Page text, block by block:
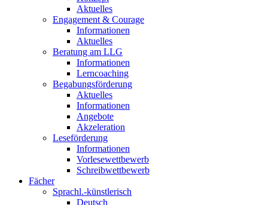
Aktuelles
Engagement & Courage
Informationen
Aktuelles
Beratung am LLG
Informationen
Lerncoaching
Begabungsförderung
Aktuelles
Informationen
Angebote
Akzeleration
Leseförderung
Informationen
Vorlesewettbewerb
Schreibwettbewerb
Fächer
Sprachl.-künstlerisch
Deutsch